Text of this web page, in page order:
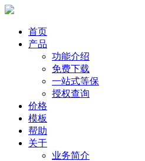
首页
产品
功能介绍
免费下载
一站式等保
授权查询
价格
模板
帮助
关于
业务简介